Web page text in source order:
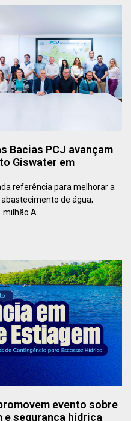
Bacias PCJ avançam
Giswater em
referência para melhorar a
de água;
milhão A
evento sobre
segurança hídrica